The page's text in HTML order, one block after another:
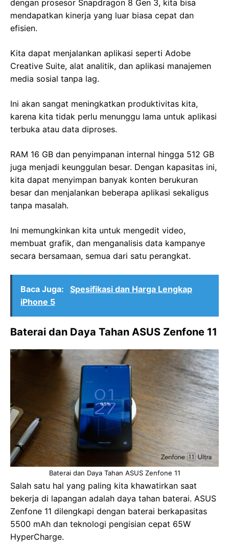
dengan prosesor Snapdragon 8 Gen 3, kita bisa
mendapatkan kinerja yang luar biasa cepat dan
efisien.
Kita dapat menjalankan aplikasi seperti Adobe
Creative Suite, alat analitik, dan aplikasi manajemen
media sosial tanpa lag.
Ini akan sangat meningkatkan produktivitas kita,
karena kita tidak perlu menunggu lama untuk aplikasi
terbuka atau data diproses.
RAM 16 GB dan penyimpanan internal hingga 512 GB
juga menjadi keunggulan besar. Dengan kapasitas ini,
kita dapat menyimpan banyak konten berukuran
besar dan menjalankan beberapa aplikasi sekaligus
tanpa masalah.
Ini memungkinkan kita untuk mengedit video,
membuat grafik, dan menganalisis data kampanye
secara bersamaan, semua dari satu perangkat.
Baca Juga:
Spesifikasi dan Harga Lengkap
iPhone 5
Baterai dan Daya Tahan ASUS Zenfone 11
Baterai dan Daya Tahan ASUS Zenfone 11
Salah satu hal yang paling kita khawatirkan saat
bekerja di lapangan adalah daya tahan baterai. ASUS
Zenfone 11 dilengkapi dengan baterai berkapasitas
5500 mAh dan teknologi pengisian cepat 65W
HyperCharge.